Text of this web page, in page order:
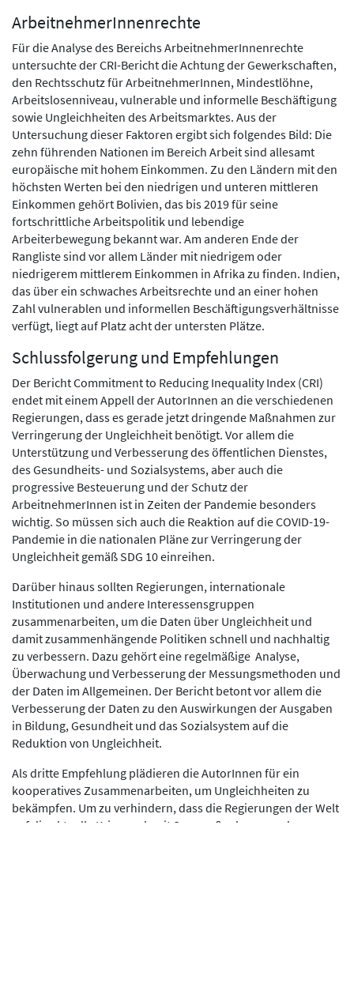
ArbeitnehmerInnenrechte
Für die Analyse des Bereichs ArbeitnehmerInnenrechte
untersuchte der CRI-Bericht die Achtung der Gewerkschaften,
den Rechtsschutz für ArbeitnehmerInnen, Mindestlöhne,
Arbeitslosenniveau, vulnerable und informelle Beschäftigung
sowie Ungleichheiten des Arbeitsmarktes. Aus der
Untersuchung dieser Faktoren ergibt sich folgendes Bild: Die
zehn führenden Nationen im Bereich Arbeit sind allesamt
europäische mit hohem Einkommen. Zu den Ländern mit den
höchsten Werten bei den niedrigen und unteren mittleren
Einkommen gehört Bolivien, das bis 2019 für seine
fortschrittliche Arbeitspolitik und lebendige
Arbeiterbewegung bekannt war. Am anderen Ende der
Rangliste sind vor allem Länder mit niedrigem oder
niedrigerem mittlerem Einkommen in Afrika zu finden. Indien,
das über ein schwaches Arbeitsrechte und an einer hohen
Zahl vulnerablen und informellen Beschäftigungsverhältnisse
verfügt, liegt auf Platz acht der untersten Plätze.
Schlussfolgerung und Empfehlungen
Der Bericht Commitment to Reducing Inequality Index (CRI)
endet mit einem Appell der AutorInnen an die verschiedenen
Regierungen, dass es gerade jetzt dringende Maßnahmen zur
Verringerung der Ungleichheit benötigt. Vor allem die
Unterstützung und Verbesserung des öffentlichen Dienstes,
des Gesundheits- und Sozialsystems, aber auch die
progressive Besteuerung und der Schutz der
ArbeitnehmerInnen ist in Zeiten der Pandemie besonders
wichtig. So müssen sich auch die Reaktion auf die COVID-19-
Pandemie in die nationalen Pläne zur Verringerung der
Ungleichheit gemäß SDG 10 einreihen.
Darüber hinaus sollten Regierungen, internationale
Institutionen und andere Interessensgruppen
zusammenarbeiten, um die Daten über Ungleichheit und
damit zusammenhängende Politiken schnell und nachhaltig
zu verbessern. Dazu gehört eine regelmäßige Analyse,
Überwachung und Verbesserung der Messungsmethoden und
der Daten im Allgemeinen. Der Bericht betont vor allem die
Verbesserung der Daten zu den Auswirkungen der Ausgaben
in Bildung, Gesundheit und das Sozialsystem auf die
Reduktion von Ungleichheit.
Als dritte Empfehlung plädieren die AutorInnen für ein
kooperatives Zusammenarbeiten, um Ungleichheiten zu
bekämpfen. Um zu verhindern, dass die Regierungen der Welt
auf die aktuelle Krise auch mit Sparmaßnahmen und